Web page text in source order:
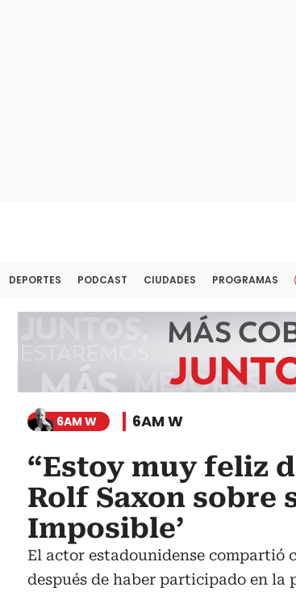
DEPORTES PODCAST CIUDADES PROGRAMAS
6AM W 6AM W
“Estoy muy feliz
Rolf Saxon sobre
Imposible’
El actor estadounidense compartió
después de haber participado en la